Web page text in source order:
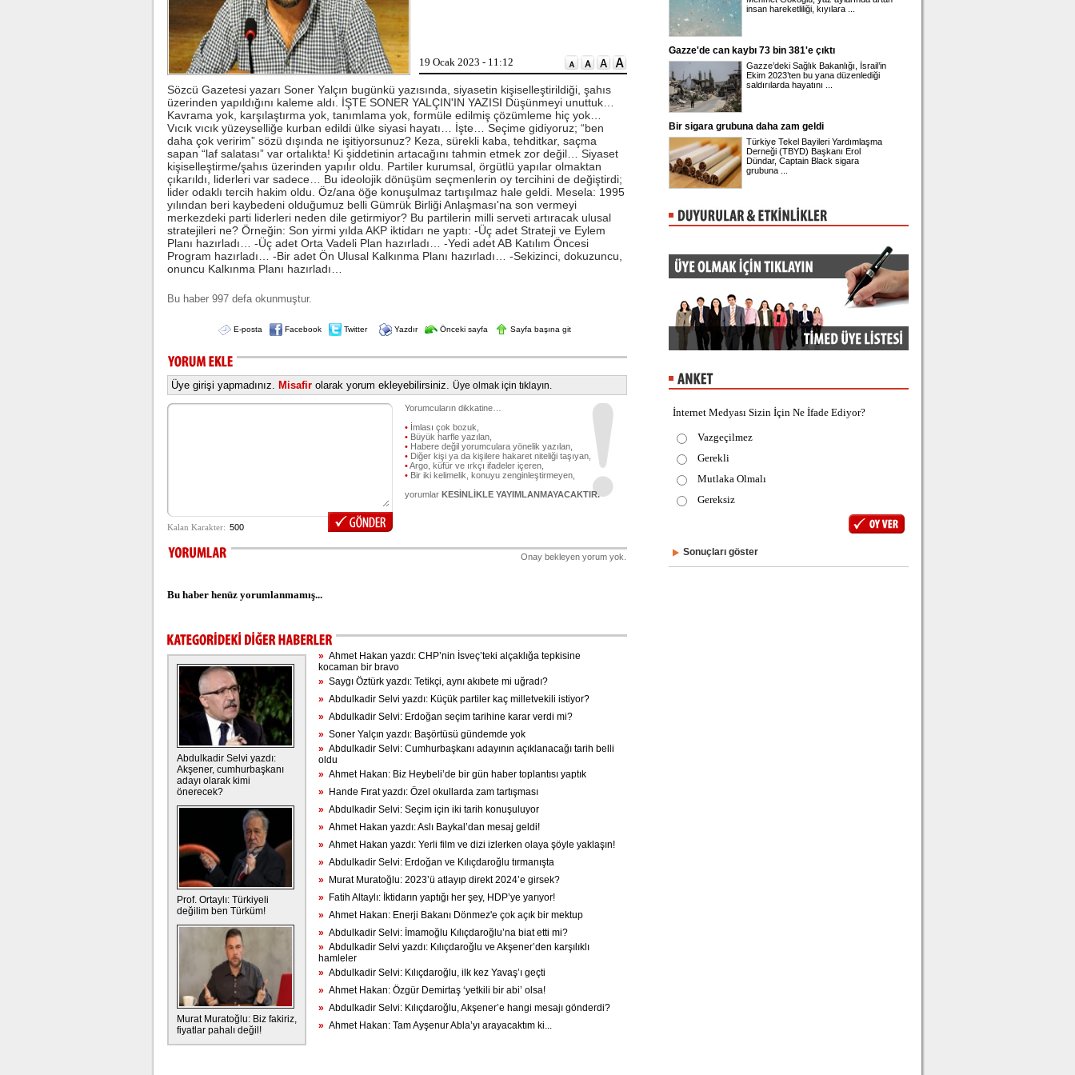
19 Ocak 2023 - 11:12
Sözcü Gazetesi yazarı Soner Yalçın bugünkü yazısında, siyasetin kişiselleştirildiği, şahıs
üzerinden yapıldığını kaleme aldı. İŞTE SONER YALÇIN'IN YAZISI Düşünmeyi unuttuk…
Kavrama yok, karşılaştırma yok, tanımlama yok, formüle edilmiş çözümleme hiç yok…
Vıcık vıcık yüzeyselliğe kurban edildi ülke siyasi hayatı… İşte… Seçime gidiyoruz; “ben
daha çok veririm” sözü dışında ne işitiyorsunuz? Keza, sürekli kaba, tehditkar, saçma
sapan “laf salatası” var ortalıkta! Ki şiddetinin artacağını tahmin etmek zor değil… Siyaset
kişiselleştirme/şahıs üzerinden yapılır oldu. Partiler kurumsal, örgütlü yapılar olmaktan
çıkarıldı, liderleri var sadece… Bu ideolojik dönüşüm seçmenlerin oy tercihini de değiştirdi;
lider odaklı tercih hakim oldu. Öz/ana öğe konuşulmaz tartışılmaz hale geldi. Mesela: 1995
yılından beri kaybedeni olduğumuz belli Gümrük Birliği Anlaşması'na son vermeyi
merkezdeki parti liderleri neden dile getirmiyor? Bu partilerin milli serveti artıracak ulusal
stratejileri ne? Örneğin: Son yirmi yılda AKP iktidarı ne yaptı: -Üç adet Strateji ve Eylem
Planı hazırladı… -Üç adet Orta Vadeli Plan hazırladı… -Yedi adet AB Katılım Öncesi
Program hazırladı… -Bir adet Ön Ulusal Kalkınma Planı hazırladı… -Sekizinci, dokuzuncu,
onuncu Kalkınma Planı hazırladı…
Bu haber 997 defa okunmuştur.
E-posta Facebook Twitter Yazdır Önceki sayfa Sayfa başına git
Üye girişi yapmadınız. Misafir olarak yorum ekleyebilirsiniz. Üye olmak için tıklayın.
Yorumcuların dikkatine…
• İmlası çok bozuk,
• Büyük harfle yazılan,
• Habere değil yorumculara yönelik yazılan,
• Diğer kişi ya da kişilere hakaret niteliği taşıyan,
•Argo, küfür ve ırkçı ifadeler içeren,
• Bir iki kelimelik, konuyu zenginleştirmeyen,
yorumlar KESİNLİKLE YAYIMLANMAYACAKTIR.
Onay bekleyen yorum yok.
Bu haber henüz yorumlanmamış...
Abdulkadir Selvi yazdı:
Akşener, cumhurbaşkanı
adayı olarak kimi
önerecek?
Prof. Ortaylı: Türkiyeli
değilim ben Türküm!
Murat Muratoğlu: Biz fakiriz,
fiyatlar pahalı değil!
» Ahmet Hakan yazdı: CHP’nin İsveç’teki alçaklığa tepkisine
kocaman bir bravo
» Saygı Öztürk yazdı: Tetikçi, aynı akıbete mi uğradı?
» Abdulkadir Selvi yazdı: Küçük partiler kaç milletvekili istiyor?
» Abdulkadir Selvi: Erdoğan seçim tarihine karar verdi mi?
» Soner Yalçın yazdı: Başörtüsü gündemde yok
» Abdulkadir Selvi: Cumhurbaşkanı adayının açıklanacağı tarih belli
oldu
» Ahmet Hakan: Biz Heybeli’de bir gün haber toplantısı yaptık
» Hande Fırat yazdı: Özel okullarda zam tartışması
» Abdulkadir Selvi: Seçim için iki tarih konuşuluyor
» Ahmet Hakan yazdı: Aslı Baykal’dan mesaj geldi!
» Ahmet Hakan yazdı: Yerli film ve dizi izlerken olaya şöyle yaklaşın!
» Abdulkadir Selvi: Erdoğan ve Kılıçdaroğlu tırmanışta
» Murat Muratoğlu: 2023’ü atlayıp direkt 2024’e girsek?
» Fatih Altaylı: İktidarın yaptığı her şey, HDP’ye yarıyor!
» Ahmet Hakan: Enerji Bakanı Dönmez'e çok açık bir mektup
» Abdulkadir Selvi: İmamoğlu Kılıçdaroğlu’na biat etti mi?
» Abdulkadir Selvi yazdı: Kılıçdaroğlu ve Akşener’den karşılıklı
hamleler
» Abdulkadir Selvi: Kılıçdaroğlu, ilk kez Yavaş’ı geçti
» Ahmet Hakan: Özgür Demirtaş ‘yetkili bir abi’ olsa!
» Abdulkadir Selvi: Kılıçdaroğlu, Akşener’e hangi mesajı gönderdi?
» Ahmet Hakan: Tam Ayşenur Abla’yı arayacaktım ki...
Beşiktaş Kulübü, futbolculardan
Wilfred Ndidi'nin ayak bileğinde
ligaman yaralanması tespit edildiğini
duyurdu.
Kılıçdaroğlu'ndan esnafa ziyaret
CHP Genel Başkanı Kemal
Kılıçdaroğlu, Ankara Ulus'ta esnaf
ziyareti yaptı. Kılıçdaroğlu'na parti
yöneticileri eşlik etti.
insan hareketliliği, kıyılara ...
Gazze'de can kaybı 73 bin 381'e çıktı
Gazze’deki Sağlık Bakanlığı, İsrail’in
Ekim 2023’ten bu yana düzenlediği
saldırılarda hayatını ...
Bir sigara grubuna daha zam geldi
Türkiye Tekel Bayileri Yardımlaşma
Derneği (TBYD) Başkanı Erol
Dündar, Captain Black sigara
grubuna ...
İnternet Medyası Sizin İçin Ne İfade Ediyor?
Vazgeçilmez
Gerekli
Mutlaka Olmalı
Gereksiz
Sonuçları göster